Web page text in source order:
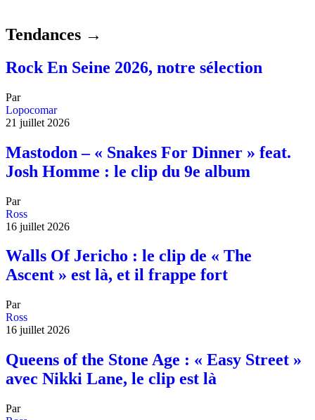
Tendances →
Rock En Seine 2026, notre sélection
Par
Lopocomar
21 juillet 2026
Mastodon – « Snakes For Dinner » feat.
Josh Homme : le clip du 9e album
Par
Ross
16 juillet 2026
Walls Of Jericho : le clip de « The
Ascent » est là, et il frappe fort
Par
Ross
16 juillet 2026
Queens of the Stone Age : « Easy Street »
avec Nikki Lane, le clip est là
Par